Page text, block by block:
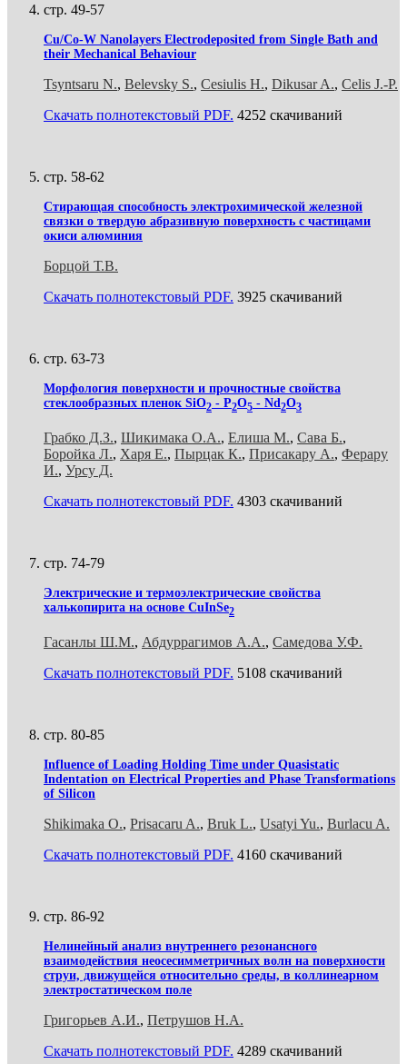
стр. 49-57
Cu/Co-W Nanolayers Electrodeposited from Single Bath and
their Mechanical Behaviour
Tsyntsaru N., Belevsky S., Cesiulis H., Dikusar A., Celis J.-P.
Скачать полнотекстовый PDF. 4252 скачиваний
стр. 58-62
Стирающая способность электрохимической железной
связки о твердую абразивную поверхность с частицами
окиси алюминия
Борцой Т.В.
Скачать полнотекстовый PDF. 3925 скачиваний
стр. 63-73
Морфология поверхности и прочностные свойства
стеклообразных пленок SiO2 - P2O5 - Nd 2O3
Грабко Д.З., Шикимака О.А., Елиша М., Сава Б.,
Боройка Л., Хaря E., Пырцак К., Присакару А., Ферару
И., Урсу Д.
Скачать полнотекстовый PDF. 4303 скачиваний
стр. 74-79
Электрические и термоэлектрические свойства
халькопирита на основе CuInSe2
Гасанлы Ш.М., Абдуррагимов А.А., Самедова У.Ф.
Скачать полнотекстовый PDF. 5108 скачиваний
стр. 80-85
Influence of Loading Holding Time under Quasistatic
Indentation on Electrical Properties and Phase Transformations
of Silicon
Shikimaka O., Prisacaru A., Bruk L., Usatyi Yu., Burlacu A.
Скачать полнотекстовый PDF. 4160 скачиваний
стр. 86-92
Нелинейный анализ внутреннего резонансного
взаимодействия неосесимметричных волн на поверхности
струи, движущейся относительно среды, в коллинеарном
электростатическом поле
Григорьев А.И., Петрушов Н.А.
Скачать полнотекстовый PDF. 4289 скачиваний